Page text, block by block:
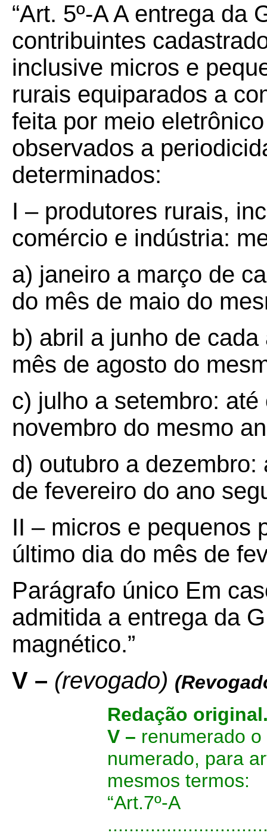
“Art. 5º-A A entrega da
contribuintes
inclusive micros e
rurais equiparados a
feita por meio
observados a
determinados:
I – produtores rurais,
comércio e indústria:
a) janeiro a março de
do mês de maio do
b) abril a junho de
mês de agosto do
c) julho a setembro:
novembro do mesmo
d) outubro a
de fevereiro do ano
II – micros e pequenos
último dia do mês de
Parágrafo único Em
admitida a entrega da
magnético.”
V – (revogado)
Redação
V – renumerado
numerado, para
mesmos termos:
“Art.7º-A